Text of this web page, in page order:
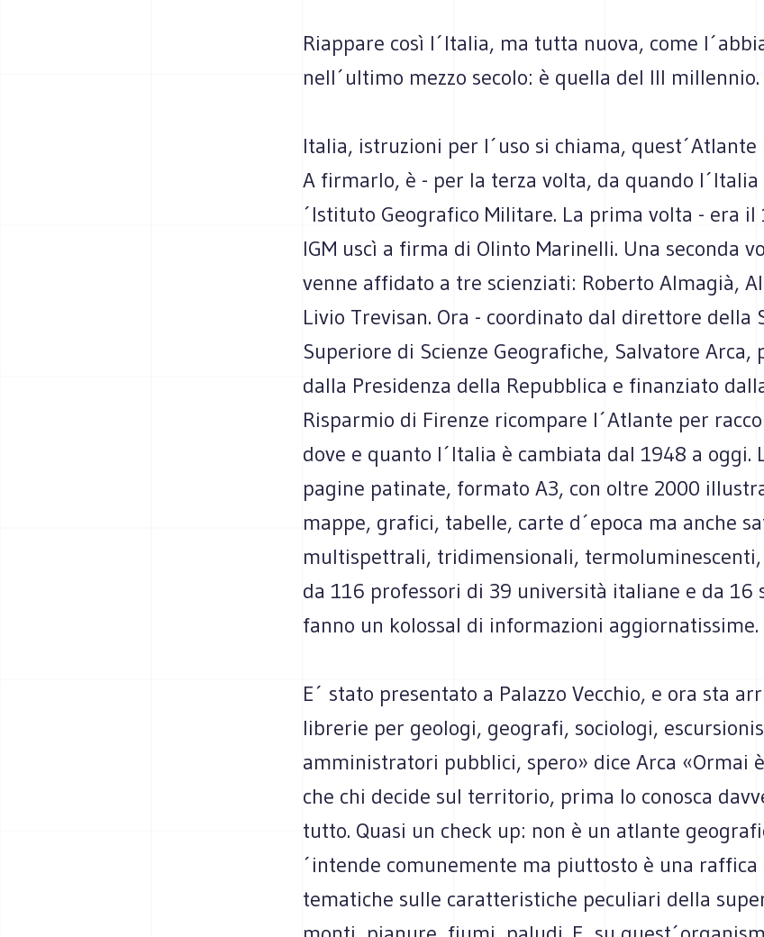
Riappare così l´Italia, ma tutta nuova, come
nell´ultimo mezzo secolo: è quella del III millennio.
Italia, istruzioni per l´uso si chiama, quest´Atlante
A firmarlo, è - per la terza volta, da quando
´Istituto Geografico Militare. La prima volta - era il
IGM uscì a firma di Olinto Marinelli. Una seconda
venne affidato a tre scienziati: Roberto Almagià,
Livio Trevisan. Ora - coordinato dal direttore della
Superiore di Scienze Geografiche, Salvatore Arca,
dalla Presidenza della Repubblica e finanziato
Risparmio di Firenze ricompare l´Atlante per
dove e quanto l´Italia è cambiata dal 1948 a oggi.
pagine patinate, formato A3, con oltre 2000
mappe, grafici, tabelle, carte d´epoca ma anche
multispettrali, tridimensionali,
da 116 professori di 39 università italiane e da 16
fanno un kolossal di informazioni aggiornatissime.
E´ stato presentato a Palazzo Vecchio, e ora sta
librerie per geologi, geografi, sociologi,
amministratori pubblici, spero» dice Arca «Ormai
che chi decide sul territorio, prima lo conosca
tutto. Quasi un check up: non è un atlante
´intende comunemente ma piuttosto è una raffica
tematiche sulle caratteristiche peculiari della